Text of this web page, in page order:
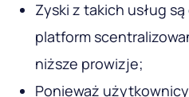
Zyski z takich usług
platform
niższe prowizje;
Ponieważ